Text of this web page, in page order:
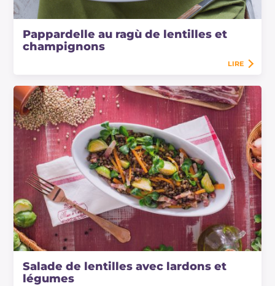
Pappardelle au ragù de lentilles et
champignons
LIRE
Salade de lentilles avec lardons et
légumes